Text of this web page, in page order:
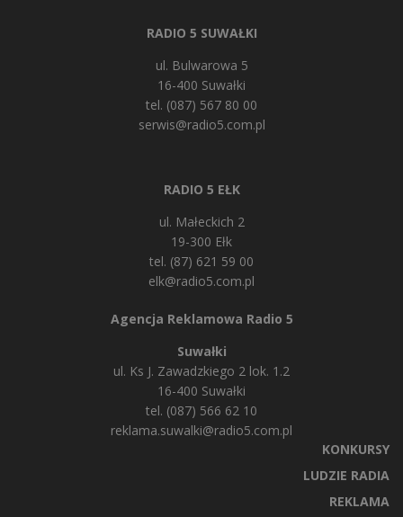
RADIO 5 SUWAŁKI
ul. Bulwarowa 5
16-400 Suwałki
tel. (087) 567 80 00
serwis@radio5.com.pl
RADIO 5 EŁK
ul. Małeckich 2
19-300 Ełk
tel. (87) 621 59 00
elk@radio5.com.pl
Agencja Reklamowa Radio 5
Suwałki
ul. Ks J. Zawadzkiego 2 lok. 1.2
16-400 Suwałki
tel. (087) 566 62 10
reklama.suwalki@radio5.com.pl
KONKURSY
LUDZIE RADIA
REKLAMA